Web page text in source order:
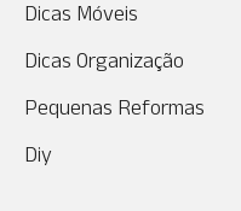
Dicas Móveis
Dicas Organização
Pequenas Reformas
Diy